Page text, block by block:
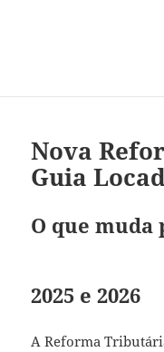
Nova
Guia
O que muda
2025 e 2026
A Reforma